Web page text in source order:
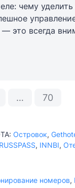
чему
это всегда
играют важную
… 70
Островок,
RUSSPASS, INNBI,
номеров,